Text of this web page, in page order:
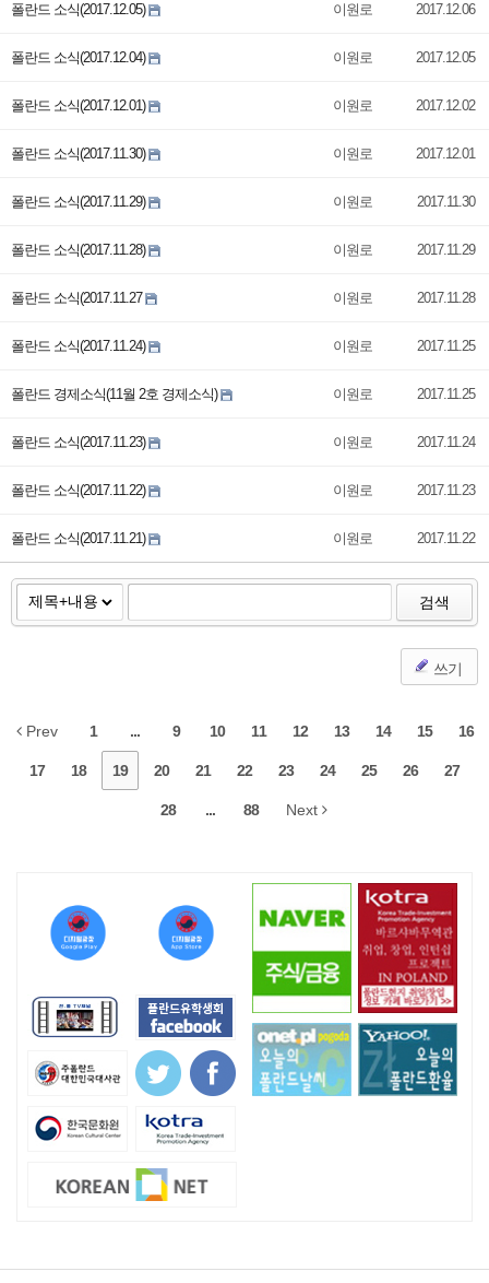
폴란드 소식(2017.12.05) 이원로 2017.12.06
폴란드 소식(2017.12.04) 이원로 2017.12.05
폴란드 소식(2017.12.01) 이원로 2017.12.02
폴란드 소식(2017.11.30) 이원로 2017.12.01
폴란드 소식(2017.11.29) 이원로 2017.11.30
폴란드 소식(2017.11.28) 이원로 2017.11.29
폴란드 소식(2017.11.27 이원로 2017.11.28
폴란드 소식(2017.11.24) 이원로 2017.11.25
폴란드 경제소식(11월 2호 경제소식) 이원로 2017.11.25
폴란드 소식(2017.11.23) 이원로 2017.11.24
폴란드 소식(2017.11.22) 이원로 2017.11.23
폴란드 소식(2017.11.21) 이원로 2017.11.22
검색
쓰기
Prev 1 ... 9 10 11 12 13 14 15 16
17 18 19 20 21 22 23 24 25 26 27
28 ... 88 Next